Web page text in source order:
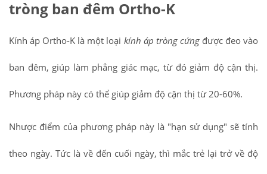
tròng ban đêm Ortho-K
Kính áp Ortho-K là một loại kính áp tròng cứngđược đeo vào
ban đêm, giúp làm phẳng giác mạc, từ đó giảm độ cận thị.
Phương pháp này có thể giúp giảm độ cận thị từ 20-60%.
Nhược điểm của phương pháp này là "hạn sử dụng" sẽ tính
theo ngày. Tức là về đến cuối ngày, thì mắc trẻ lại trở về độ